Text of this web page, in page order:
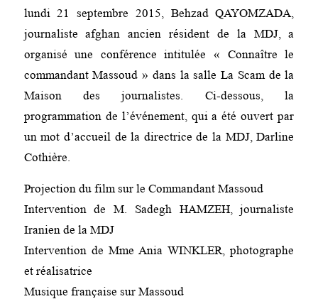
lundi 21 septembre 2015, Behzad QAYOMZADA,
journaliste afghan ancien résident de la MDJ, a
organisé une conférence intitulée « Connaître le
commandant Massoud » dans la salle La Scam de la
Maison des journalistes. Ci-dessous, la
programmation de l’événement, qui a été ouvert par
un mot d’accueil de la directrice de la MDJ, Darline
Cothière.
Projection du film sur le Commandant Massoud
Intervention de M. Sadegh HAMZEH, journaliste
Iranien de la MDJ
Intervention de Mme Ania WINKLER, photographe
et réalisatrice
Musique française sur Massoud